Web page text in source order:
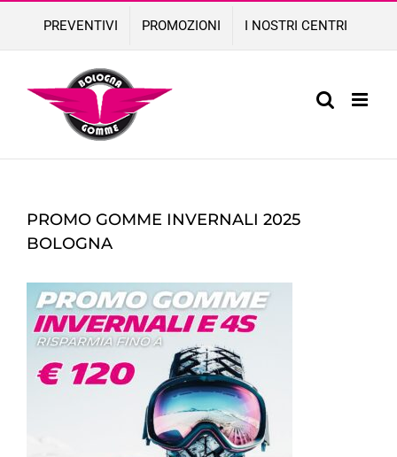
content
PREVENTIVI PROMOZIONI I NOSTRI CENTRI
PROMO GOMME INVERNALI 2025
BOLOGNA